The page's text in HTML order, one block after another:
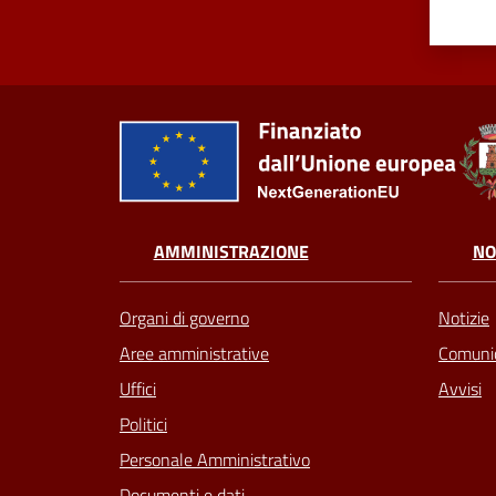
AMMINISTRAZIONE
Organi di governo
Aree amministrative
Uffici
Politici
Personale Amministrativo
Notizie
Avvisi